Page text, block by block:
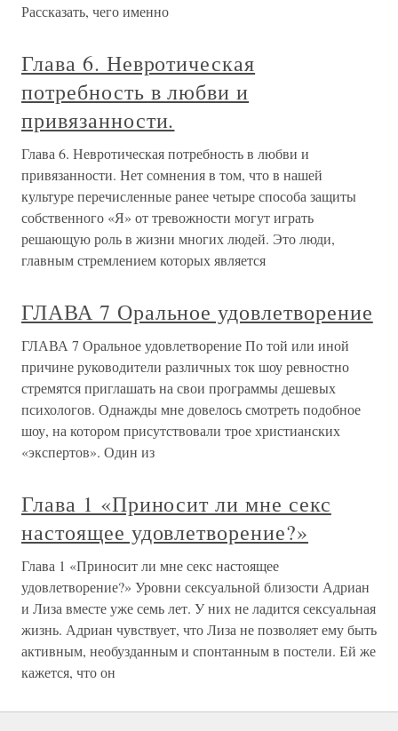
Рассказать, чего именно
Глава 6. Невротическая
потребность в любви и
привязанности.
Глава 6. Невротическая потребность в любви и
привязанности. Нет сомнения в том, что в нашей
культуре перечисленные ранее четыре способа защиты
собственного «Я» от тревожности могут играть
решающую роль в жизни многих людей. Это люди,
главным стремлением которых является
ГЛАВА 7 Оральное удовлетворение
ГЛАВА 7 Оральное удовлетворение По той или иной
причине руководители различных ток шоу ревностно
стремятся приглашать на свои программы дешевых
психологов. Однажды мне довелось смотреть подобное
шоу, на котором присутствовали трое христианских
«экспертов». Один из
Глава 1 «Приносит ли мне секс
настоящее удовлетворение?»
Глава 1 «Приносит ли мне секс настоящее
удовлетворение?» Уровни сексуальной близости Адриан
и Лиза вместе уже семь лет. У них не ладится сексуальная
жизнь. Адриан чувствует, что Лиза не позволяет ему быть
активным, необузданным и спонтанным в постели. Ей же
кажется, что он